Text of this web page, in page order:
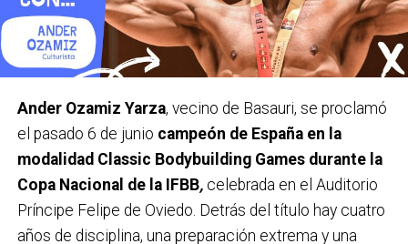
También ponemos el foco en colectivos
especialmente expuestos y más vulnerables, como la
población joven, personas que trabajan al aire libre o
quienes practican deporte en exterior.
En el mes de julio vamos a estar en varios municipios
de Bizkaia, recordando este mensaje, entre ellos en
Basauri durante la tercera semana del mes. Además,
también queremos reforzar nuestra presencia en
polideportivos, especialmente en aquellos que tengan
Ander Ozamiz Yarza, vecino de Basauri, se proclamó
el pasado 6 de junio campeón de España en la
modalidad Classic Bodybuilding Games durante la
Copa Nacional de la IFBB,celebrada en el Auditorio
Príncipe Felipe de Oviedo. Detrás del título hay cuatro
años de disciplina, una preparación extrema y una